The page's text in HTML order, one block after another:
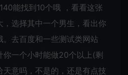
能找到10个哦 ，看看这张
，选择其中一个男生，看出你
。去百度和一些测试类网站
你一个小时能做20个以上(剩
意吗，不是的，还是有点技